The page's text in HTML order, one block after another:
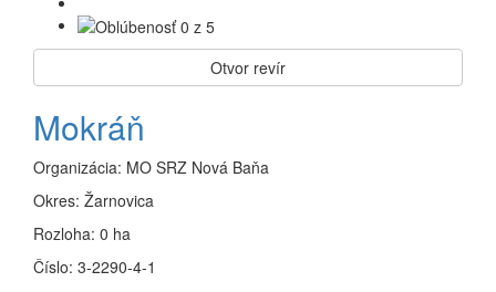
Otvor revír
Mokráň
Organizácia: MO SRZ Nová Baňa
Okres: Žarnovica
Rozloha: 0 ha
Číslo: 3-2290-4-1